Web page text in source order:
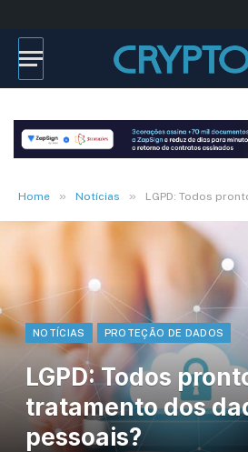
Home » Notícias » LGPD: Todos prontos
NOTÍCIAS PROTEÇÃO DE DADOS
LGPD: Todos
tratamento dos
pessoais?